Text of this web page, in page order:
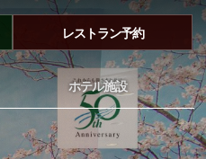
レストラン予約
ホテル施設